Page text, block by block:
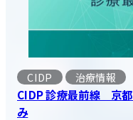
CIDP 治療情報
CIDP 診療最前線 京
み